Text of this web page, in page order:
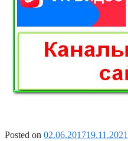
Posted on 02.06.201719.11.2021